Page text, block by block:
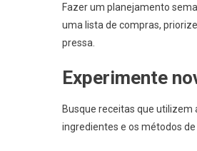
Fazer um planejamento
uma lista de compras,
pressa.
Experimente
Busque receitas que
ingredientes e os métodos